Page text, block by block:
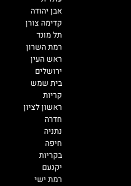
אבן יהודה
קדימה צורן
תל מונד
רמת השרון
ראש העין
ירושלים
בית שמש
קריות
ראשון לציון
חדרה
נתניה
חיפה
בקריות
יקנעם
רמת ישי